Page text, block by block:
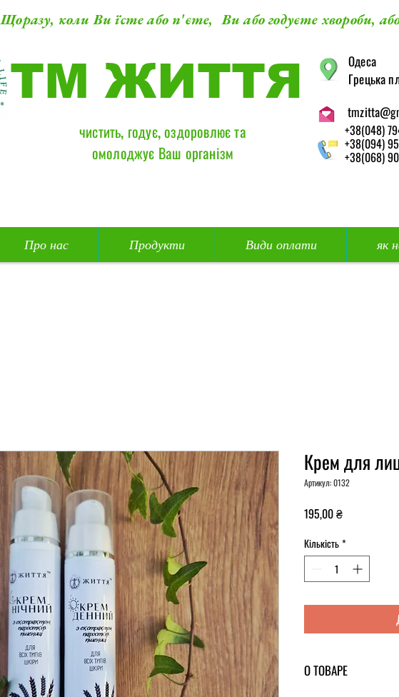
Щоразу, коли Ви їсте або п'єте, Ви або годуєте хвороби,
ТМ ЖИТТЯ
чистить, годує, оздоровлює та
омолоджує Ваш організм
​Одеса
Грецька
+38(048)
+38(094)
+38(068)
Про нас Продукти Види оплати як
Крем для
Артикул: 0132
195,00 ₴Ціна
Кількість*
О ТОВАРЕ